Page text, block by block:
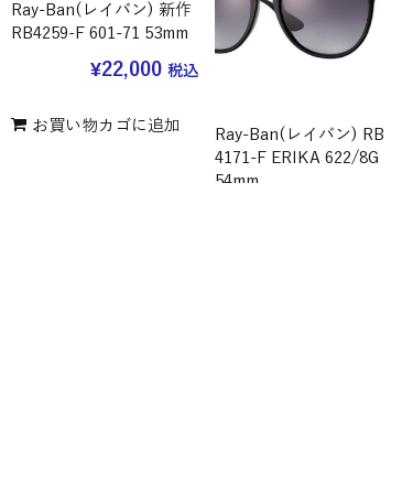
Ray-Ban(レイバン) 新作
RB4259-F 601-71 53mm
¥22,000 税込
お買い物カゴに追加
Ray-Ban(レイバン) RB
4171-F ERIKA 622/8G
54mm